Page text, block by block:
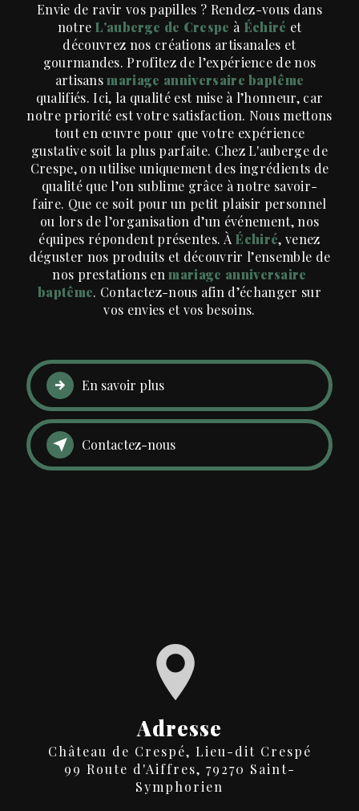
Envie de ravir vos papilles ? Rendez-vous dans
notre L'auberge de Crespe à Échiré et
découvrez nos créations artisanales et
gourmandes. Profitez de l’expérience de nos
artisansmariage anniversaire baptême
qualifiés. Ici, la qualité est mise à l’honneur, car
notre priorité est votre satisfaction. Nous mettons
tout en œuvre pour que votre expérience
gustative soit la plus parfaite. Chez L'auberge de
Crespe, on utilise uniquement des ingrédients de
qualité que l’on sublime grâce à notre savoir-
faire. Que ce soit pour un petit plaisir personnel
ou lors de l’organisation d’un événement, nos
équipes répondent présentes. À Échiré, venez
déguster nos produits et découvrir l’ensemble de
nos prestations enmariage anniversaire
baptême. Contactez-nous afin d’échanger sur
vos envies et vos besoins.
En savoir plus
Contactez-nous
Adresse
Château de Crespé, Lieu-dit Crespé
99 Route d'Aiffres, 79270 Saint-
Symphorien